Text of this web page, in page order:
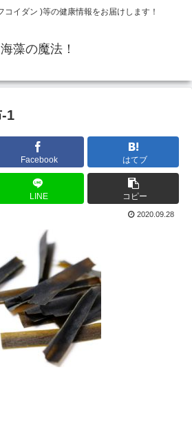
コイダン )等の健康情報をお届けします！
海藻の魔法！
1
Facebook はてブ
LINE コピー
2020.09.28